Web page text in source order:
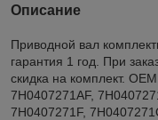
Описание
Приводной вал
гарантия 1 год. При
скидка на комплект.
7H0407271AF,
7H0407271F,